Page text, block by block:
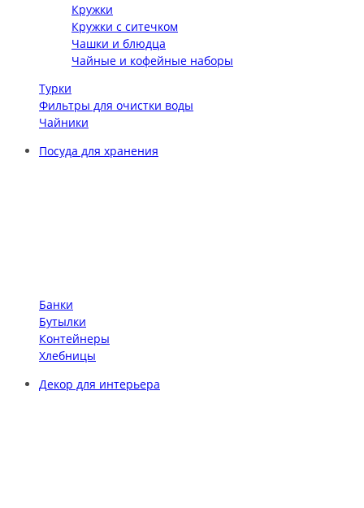
Кружки
Кружки с ситечком
Чашки и блюдца
Чайные и кофейные наборы
Турки
Фильтры для очистки воды
Чайники
Посуда для хранения
Банки
Бутылки
Контейнеры
Хлебницы
Декор для интерьера